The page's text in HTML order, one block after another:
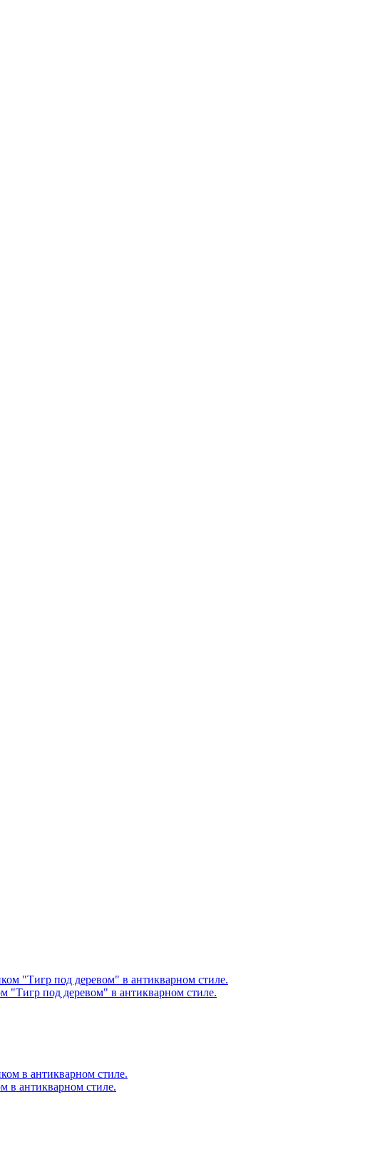
"Тигр под деревом" в антикварном стиле.
в антикварном стиле.